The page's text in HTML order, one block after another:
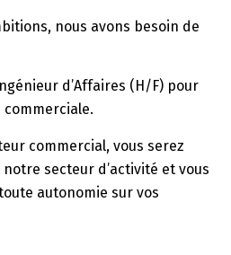
nous avons besoin de
d’Affaires (H/F) pour
commercial, vous serez
secteur d’activité et vous
autonomie sur vos